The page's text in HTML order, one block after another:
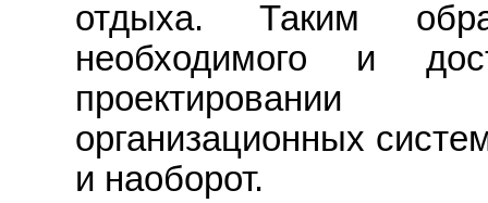
отдыха. Таким
необходимого и
организационных
и наоборот.